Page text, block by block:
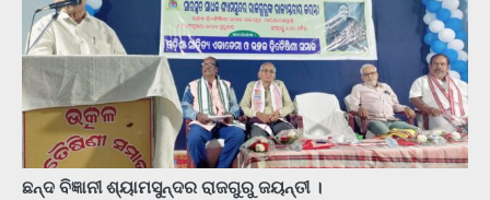
ଛନ୍ଦ ବିଜ୍ଞାନୀ ଶ୍ୟାମସୁନ୍ଦର ରାଜଗୁରୁ ଜୟନ୍ତୀ ।